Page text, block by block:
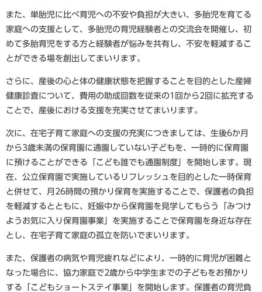
また、単胎児に比べ育児への不安や負担が大きい、多胎児を育てる
家庭への支援として、多胎児の育児経験者との交流会を開催し、初
めて多胎育児をする方と経験者が悩みを共有し、不安を軽減するこ
とができる場を創出してまいります。
さらに、産後の心と体の健康状態を把握することを目的とした産婦
健康診査について、費用の助成回数を従来の1回から2回に拡充する
ことで、産後における支援を充実させてまいります。
次に、在宅子育て家庭への支援の充実につきましては、生後6か月
から3歳未満の保育園に通園していない子どもを、一時的に保育園
に預けることができる「こども誰でも通園制度」を開始します。現
在、公立保育園で実施しているリフレッシュを目的とした一時保育
と併せて、月26時間の預かり保育を実施することで、保護者の負担
を軽減するとともに、妊娠中から保育園を見学してもらう「みつけ
ようお気に入り保育園事業」を実施することで保育園を身近な存在
とし、在宅子育て家庭の孤立を防いでまいります。
また、保護者の病気や育児疲れなどにより、一時的に育児が困難と
なった場合に、協力家庭で2歳から中学生までの子どもをお預かり
する「こどもショートステイ事業」を開始します。保護者の育児負